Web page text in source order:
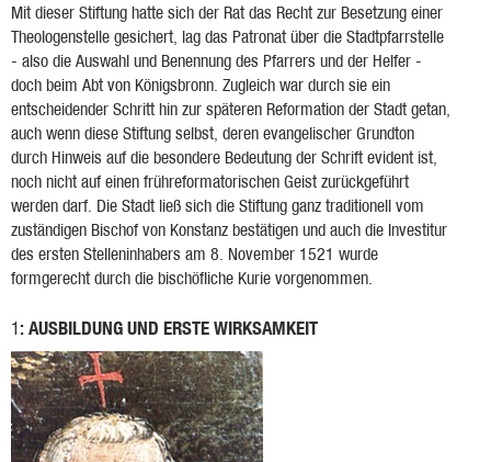
Mit dieser Stiftung hatte sich der Rat das Recht zur Besetzung einer
Theologenstelle gesichert, lag das Patronat über die Stadtpfarrstelle
- also die Auswahl und Benennung des Pfarrers und der Helfer -
doch beim Abt von Königsbronn. Zugleich war durch sie ein
entscheidender Schritt hin zur späteren Reformation der Stadt getan,
auch wenn diese Stiftung selbst, deren evangelischer Grundton
durch Hinweis auf die besondere Bedeutung der Schrift evident ist,
noch nicht auf einen frühreformatorischen Geist zurückgeführt
werden darf. Die Stadt ließ sich die Stiftung ganz traditionell vom
zuständigen Bischof von Konstanz bestätigen und auch die Investitur
des ersten Stelleninhabers am 8. November 1521 wurde
formgerecht durch die bischöfliche Kurie vorgenommen.
1: AUSBILDUNG UND ERSTE WIRKSAMKEIT